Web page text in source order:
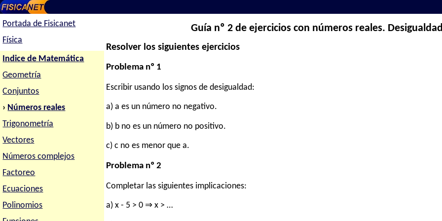
Portada de Fisicanet
Física
Indice de Matemática
Geometría
Conjuntos
› Números reales
Trigonometría
Vectores
Números complejos
Factoreo
Ecuaciones
Polinomios
Guía nº 2 de ejercicios con números reales.
Resolver los siguientes ejercicios
Problema nº 1
Escribir usando los signos de desigualdad:
a) a es un número no negativo.
b) b no es un número no positivo.
c) c no es menor que a.
Problema nº 2
Completar las siguientes implicaciones:
a) x - 5 > 0 ⇒ x > …